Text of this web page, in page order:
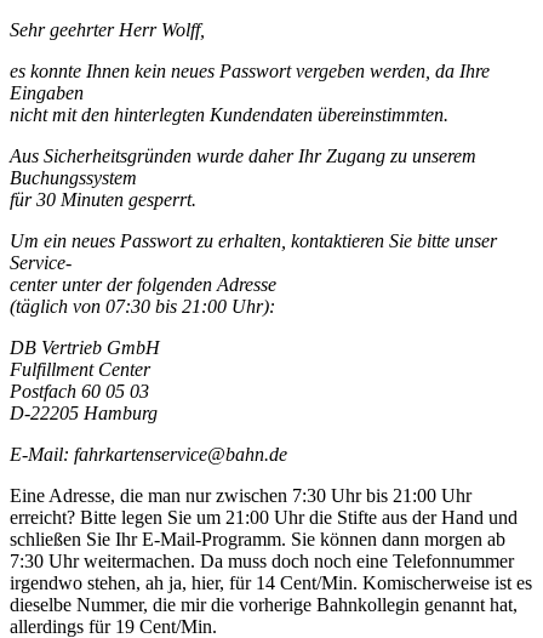
Sehr geehrter Herr Wolff,
es konnte Ihnen kein neues Passwort vergeben werden, da Ihre
Eingaben
nicht mit den hinterlegten Kundendaten übereinstimmten.
Aus Sicherheitsgründen wurde daher Ihr Zugang zu unserem
Buchungssystem
für 30 Minuten gesperrt.
Um ein neues Passwort zu erhalten, kontaktieren Sie bitte unser
Service-
center unter der folgenden Adresse
(täglich von 07:30 bis 21:00 Uhr):
DB Vertrieb GmbH
Fulfillment Center
Postfach 60 05 03
D-22205 Hamburg
E-Mail: fahrkartenservice@bahn.de
Eine Adresse, die man nur zwischen 7:30 Uhr bis 21:00 Uhr
erreicht? Bitte legen Sie um 21:00 Uhr die Stifte aus der Hand und
schließen Sie Ihr E-Mail-Programm. Sie können dann morgen ab
7:30 Uhr weitermachen. Da muss doch noch eine Telefonnummer
irgendwo stehen, ah ja, hier, für 14 Cent/Min. Komischerweise ist es
dieselbe Nummer, die mir die vorherige Bahnkollegin genannt hat,
allerdings für 19 Cent/Min.